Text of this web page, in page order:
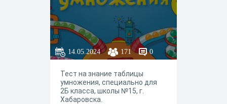
14.05.2024 171 0
Тест на знание таблицы
умножения, специально для
2Б класса, школы №15, г.
Хабаровска.